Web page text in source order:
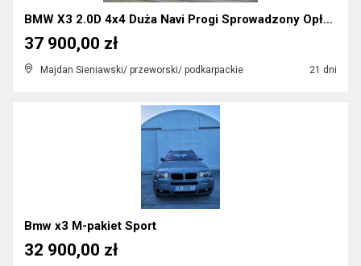
BMW X3 2.0D 4x4 Duża Navi Progi Sprowadzony Opłaco...
Majdan Sieniawski/ przeworski/ podkarpackie 21 dni
37 900,00 zł
Bmw x3 M-pakiet Sport
32 900,00 zł